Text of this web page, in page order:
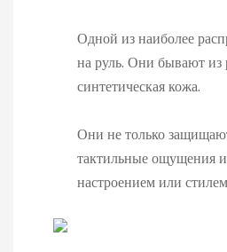
Одной из наиболее
на руль. Они бывают из
синтетическая кожа.
Они не только
тактильные ощущения
настроением или